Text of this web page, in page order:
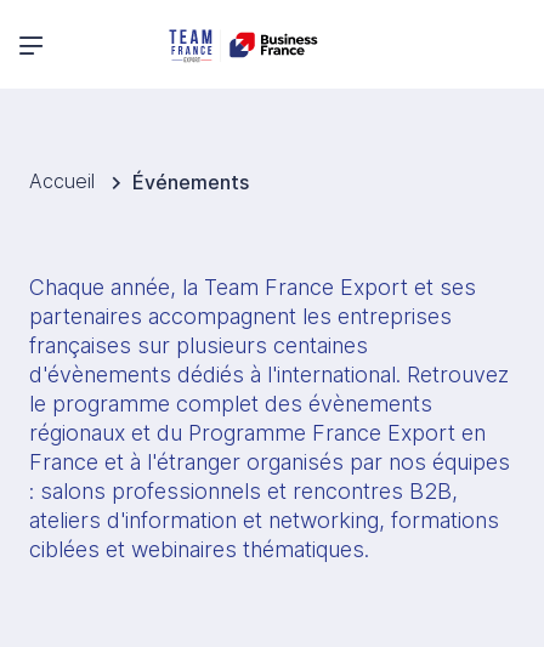
Menu principal
Accueil Événements
Chaque année, la Team France Export et ses
partenaires accompagnent les entreprises
françaises sur plusieurs centaines
d'évènements dédiés à l'international. Retrouvez
le programme complet des évènements
régionaux et du Programme France Export en
France et à l'étranger organisés par nos équipes
: salons professionnels et rencontres B2B,
ateliers d'information et networking, formations
ciblées et webinaires thématiques.